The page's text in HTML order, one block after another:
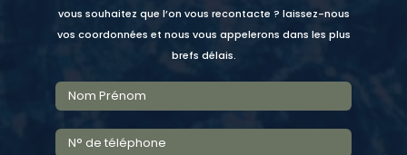
vous souhaitez que l’on vous recontacte ? laissez-nous
vos coordonnées et nous vous appelerons dans les plus
brefs délais.